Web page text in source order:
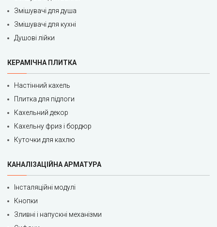
Змішувачі для душа
Змішувачі для кухні
Душові лійки
КЕРАМІЧНА ПЛИТКА
Настінний кахель
Плитка для підлоги
Кахельний декор
Кахельну фриз і бордюр
Куточки для кахлю
КАНАЛІЗАЦІЙНА АРМАТУРА
Інсталяційні модулі
Кнопки
Зливні і напускні механізми